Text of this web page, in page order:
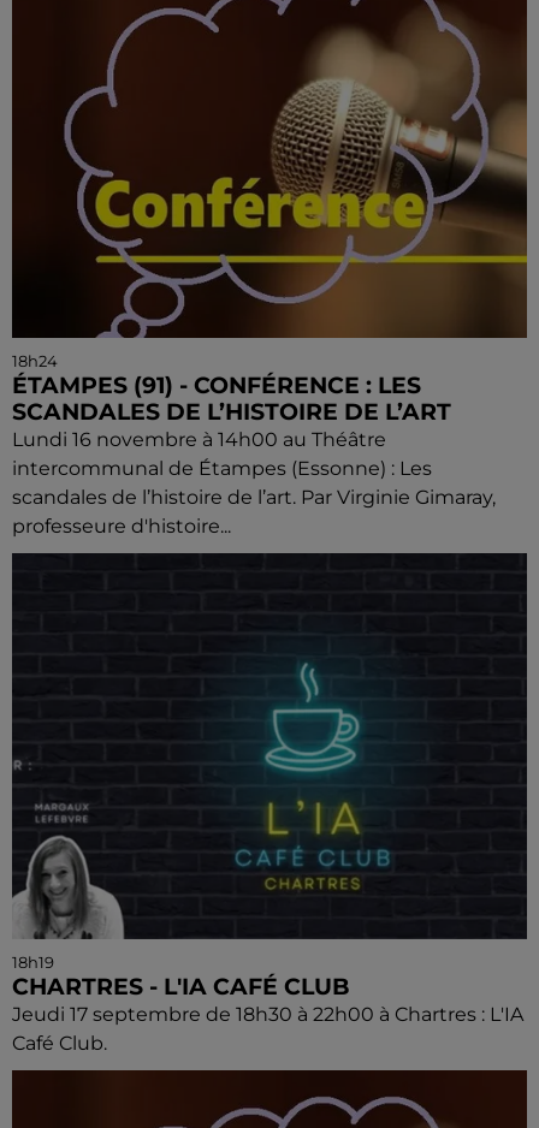
18h24
ÉTAMPES (91) - CONFÉRENCE : LES
SCANDALES DE L’HISTOIRE DE L’ART
Lundi 16 novembre à 14h00 au Théâtre
intercommunal de Étampes (Essonne) : Les
scandales de l’histoire de l’art. Par Virginie Gimaray,
professeure d'histoire...
18h19
CHARTRES - L'IA CAFÉ CLUB
Jeudi 17 septembre de 18h30 à 22h00 à Chartres : L'IA
Café Club.